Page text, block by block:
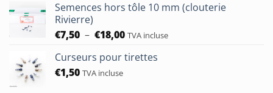
Semences hors tôle 10 mm (clouterie
Rivierre)
€7,50 – €18,00Plage
prix :
TVA incluse
Curseurs pour tirettes
€1,50 TVA incluse